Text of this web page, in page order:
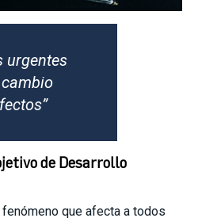
urgentes
”
de Desarrollo
que afecta a todos